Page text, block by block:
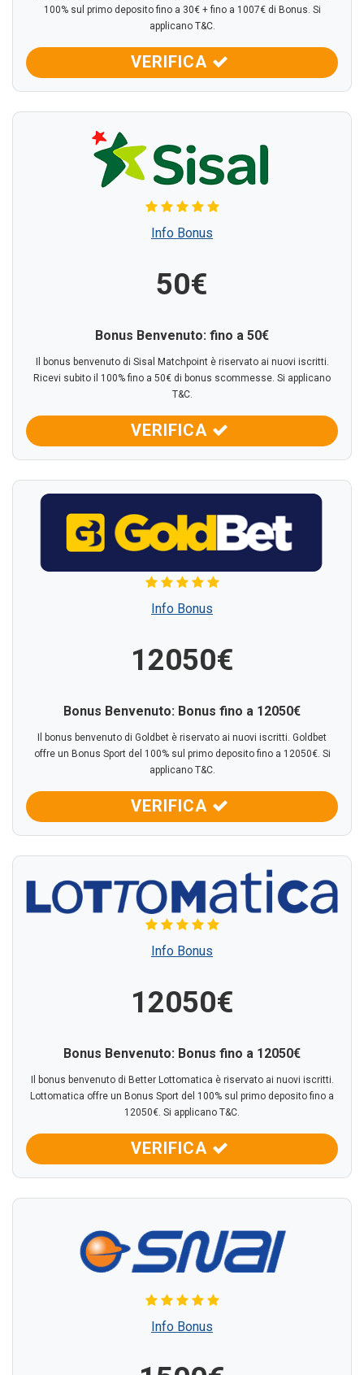
100% sul primo deposito fino a 30€ + fino a 1007€ di Bonus. Si
applicano T&C.
VERIFICA
Info Bonus
50€
Bonus Benvenuto: fino a 50€
Il bonus benvenuto di Sisal Matchpoint è riservato ai nuovi iscritti.
Ricevi subito il 100% fino a 50€ di bonus scommesse. Si applicano
T&C.
VERIFICA
Info Bonus
12050€
Bonus Benvenuto: Bonus fino a 12050€
Il bonus benvenuto di Goldbet è riservato ai nuovi iscritti. Goldbet
offre un Bonus Sport del 100% sul primo deposito fino a 12050€. Si
applicano T&C.
VERIFICA
Info Bonus
12050€
Bonus Benvenuto: Bonus fino a 12050€
Il bonus benvenuto di Better Lottomatica è riservato ai nuovi iscritti.
Lottomatica offre un Bonus Sport del 100% sul primo deposito fino a
12050€. Si applicano T&C.
VERIFICA
Info Bonus